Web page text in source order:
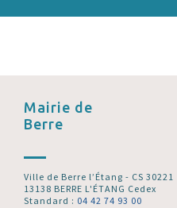
Mairie de
Berre
Ville de Berre l’Étang - CS 30221
13138 BERRE L'ÉTANG Cedex
Standard : 04 42 74 93 00